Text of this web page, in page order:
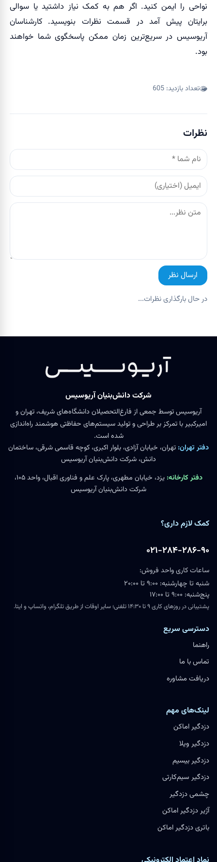
نواحی را ایمن کنید. اگر هم به کمک نیاز داشتید یا سوالی
برایتان پیش آمد در قسمت نظرات بنویسید. کارشناسان
آریوسیس در سریع‌ترین زمان ممکن پاسخگوی شما خواهند
بود.
تعداد بازدید: 605
نظرات
ارسال نظر
در حال بارگذاری نظرات...
شرکت دانش‌بنیان آریوسیس
آریوسیس توسط جمعی از فارغ‌التحصیلان دانشگاه‌های شریف، تهران و
امیرکبیر با تمرکز بر طراحی و تولید سیستم‌های حفاظتی هوشمند راه‌اندازی
شده است.
دفتر تهران: تهران، خیابان آزادی، بلوار اکبری، کوچه قاسمی شرقی، ساختمان
دانش، شرکت دانش‌بنیان آریوسیس
دفتر کارخانه:
یزد، خیابان مطهری، پارک علم و فناوری اقبال، واحد ۱۰۵،
شرکت دانش‌بنیان آریوسیس
کمک لازم داری؟
۰۲۱-۲۸۴-۲۸۶-۹۰
ساعات کاری واحد فروش:
شنبه تا چهارشنبه: ۹:۰۰ تا ۲۰:۰۰
پنج‌شنبه: ۹:۰۰ تا ۱۷:۰۰
پشتیبانی در روزهای کاری ۹ تا ۱۴:۳۰ تلفنی؛ سایر اوقات از طریق تلگرام، واتساپ و ایتا.
دسترسی سریع
راهنما
تماس با ما
دریافت مشاوره
لینک‌های مهم
دزدگیر اماکن
دزدگیر ویلا
دزدگیر بیسیم
دزدگیر سیم‌کارتی
چشمی دزدگیر
آژیر دزدگیر اماکن
باتری دزدگیر اماکن